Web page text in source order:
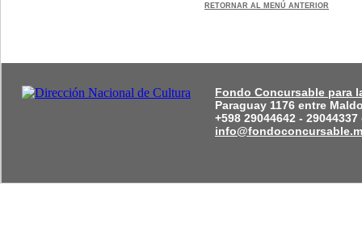
RETORNAR AL MENÚ ANTERIOR
Fondo Concursable para
Paraguay 1176 entre
+598 29044642 -